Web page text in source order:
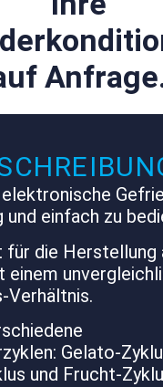
und einfach zu
für die Herstellung
einem
Verhältnis.
Gelato-
und Frucht-